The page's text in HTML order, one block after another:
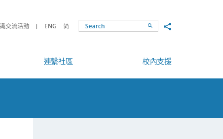
交流活動 ENG 简 SearchShare to
連繫社區 校內支援